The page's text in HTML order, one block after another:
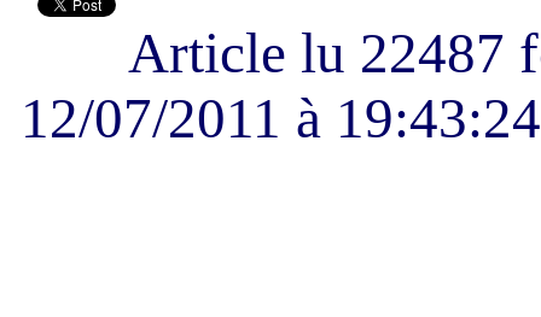
Article lu 22487
12/07/2011 à